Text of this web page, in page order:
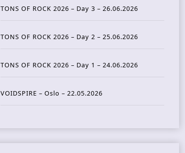
TONS OF ROCK 2026 – Day 3 – 26.06.2026
TONS OF ROCK 2026 – Day 2 – 25.06.2026
TONS OF ROCK 2026 – Day 1 – 24.06.2026
VOIDSPIRE – Oslo – 22.05.2026